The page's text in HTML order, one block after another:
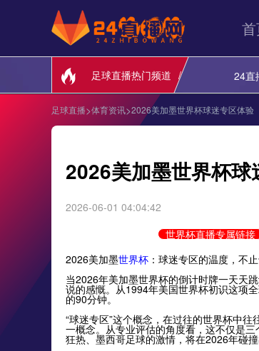
足球直播热门频道 24直
24直
24
足球直播>体育资讯>2026美加墨世界杯球迷专区体验
2026美加墨世界杯球
2026-06-01 04:04:42
世界杯直播专属链接
2026美加墨世界杯 ：球迷专区的温度，不
当2026年美加墨世界杯的倒计时牌一天天
说的感慨。从1994年美国世界杯初识这项
的90分钟。
“球迷专区”这个概念，在过往的世界杯中
一概念。从专业评估的角度看，这不仅是
狂热、墨西哥足球的激情，将在2026年碰